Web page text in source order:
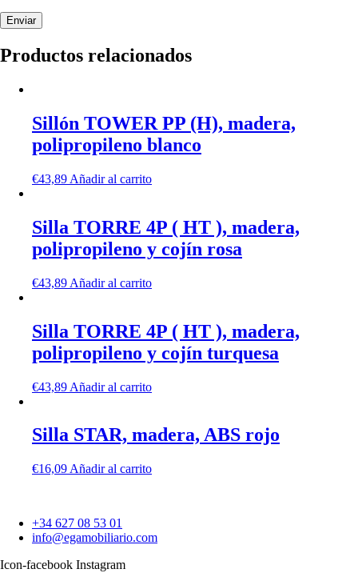
Productos relacionados
Sillón TOWER PP (H), madera,
polipropileno blanco
€43,89 Añadir al carrito
Silla TORRE 4P ( HT ), madera,
polipropileno y cojín rosa
€43,89 Añadir al carrito
Silla TORRE 4P ( HT ), madera,
polipropileno y cojín turquesa
€43,89 Añadir al carrito
Silla STAR, madera, ABS rojo
€16,09 Añadir al carrito
+34 627 08 53 01
info@egamobiliario.com
Icon-facebook Instagram